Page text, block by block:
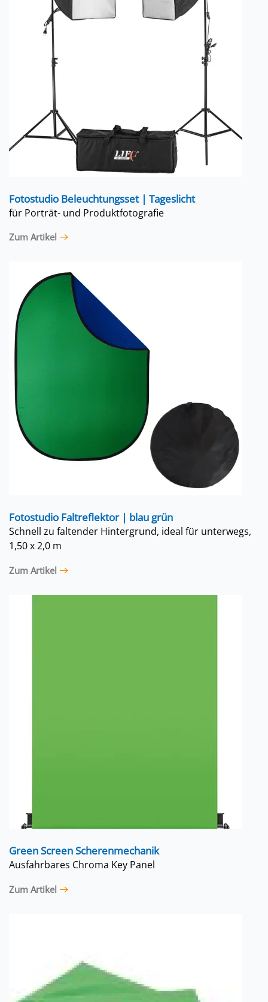
Fotostudio Beleuchtungsset | Tageslicht
für Porträt- und Produktfotografie
Zum Artikel
Fotostudio Faltreflektor | blau grün
Schnell zu faltender Hintergrund, ideal für unterwegs,
1,50 x 2,0 m
Zum Artikel
Green Screen Scherenmechanik
Ausfahrbares Chroma Key Panel
Zum Artikel